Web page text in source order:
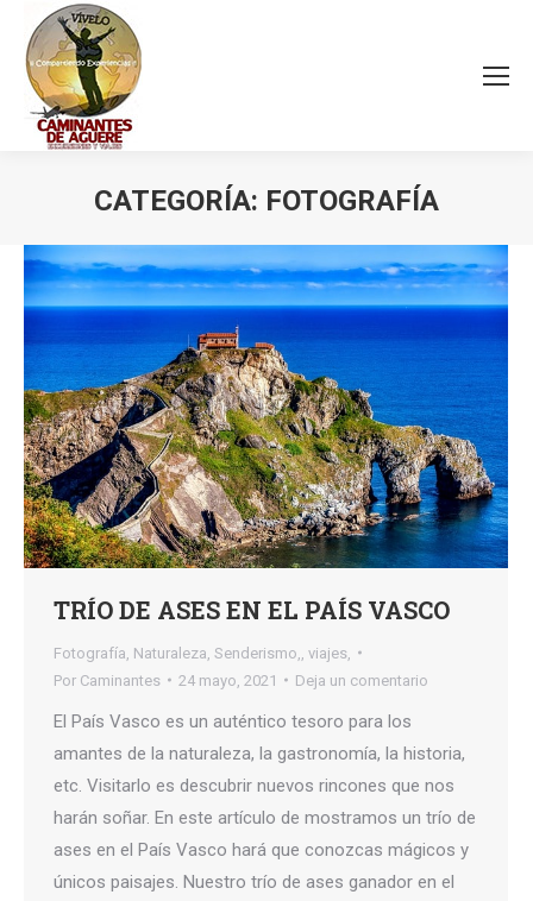
CATEGORÍA: FOTOGRAFÍA
TRÍO DE ASES EN EL PAÍS VASCO
Fotografía Naturaleza Senderismo,
viajes,
Por Caminantes 24 mayo, 2021 Deja un comentario
El País Vasco es un auténtico tesoro para los
amantes de la naturaleza, la gastronomía, la historia,
etc. Visitarlo es descubrir nuevos rincones que nos
harán soñar. En este artículo de mostramos un trío de
ases en el País Vasco hará que conozcas mágicos y
únicos paisajes. Nuestro trío de ases ganador en el